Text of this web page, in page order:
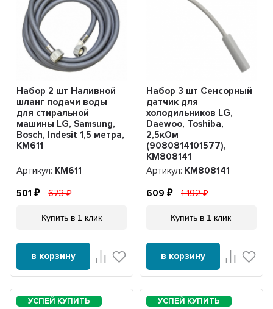
Набор 2 шт Наливной
шланг подачи воды
для стиральной
машины LG, Samsung,
Bosch, Indesit 1,5 метра,
KM611
Артикул: KM611
501 673
Купить в 1 клик
в корзину
Набор 3 шт Сенсорный
датчик для
холодильников LG,
Daewoo, Toshiba,
2,5кОм
(9080814101577),
KM808141
Артикул: KM808141
609 1 192
Купить в 1 клик
в корзину